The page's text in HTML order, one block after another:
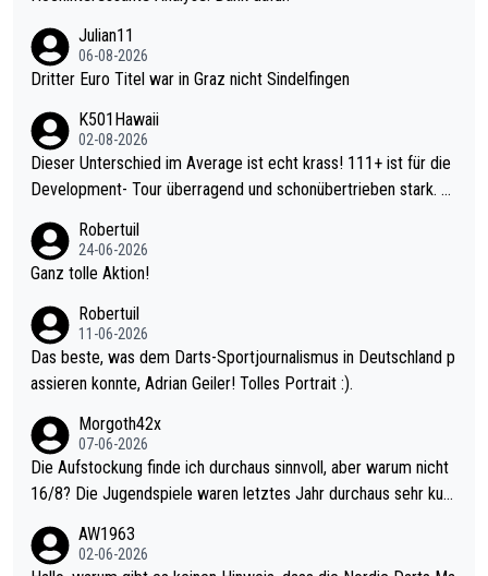
Julian11
06-08-2026
Dritter Euro Titel war in Graz nicht Sindelfingen
K501Hawaii
02-08-2026
Dieser Unterschied im Average ist echt krass! 111+ ist für die
Development- Tour überragend und schonübertrieben stark. U
mal 40+ erst recht. Da gewinnst keinen Blumentopf - ist ja noc
h krasser wie ein Pokalspiel eines Kreisligisten vs einem Bund
Robertuil
24-06-2026
Ganz tolle Aktion!
Robertuil
11-06-2026
Das beste, was dem Darts-Sportjournalismus in Deutschland p
assieren konnte, Adrian Geiler! Tolles Portrait :).
Morgoth42x
07-06-2026
Die Aufstockung finde ich durchaus sinnvoll, aber warum nicht
16/8? Die Jugendspiele waren letztes Jahr durchaus sehr kurz
Allerdings ist Mitchell Lawrie als Nummer 1 der Welt eh qualifi
AW1963
02-06-2026